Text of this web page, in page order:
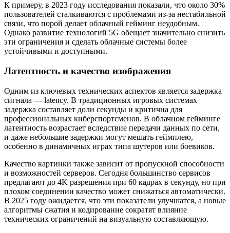
К примеру, в 2023 году исследования показали, что около 30%
пользователей сталкиваются с проблемами из-за нестабильной
связи, что порой делает облачный гейминг неудобным.
Однако развитие технологий 5G обещает значительно снизить
эти ограничения и сделать облачные системы более
устойчивыми и доступными.
Латентность и качество изображения
Одним из ключевых технических аспектов является задержка
сигнала — latency. В традиционных игровых системах
задержка составляет доли секунды и критична для
профессиональных киберспортсменов. В облачном геймингe
латентность возрастает вследствие передачи данных по сети,
и даже небольшие задержки могут мешать геймплею,
особенно в динамичных играх типа шутеров или боевиков.
Качество картинки также зависит от пропускной способности
и возможностей серверов. Сегодня большинство сервисов
предлагают до 4K разрешения при 60 кадрах в секунду, но при
плохом соединении качество может снижаться автоматически.
В 2025 году ожидается, что эти показатели улучшатся, а новые
алгоритмы сжатия и кодирование сократят влияние
технических ограничений на визуальную составляющую.